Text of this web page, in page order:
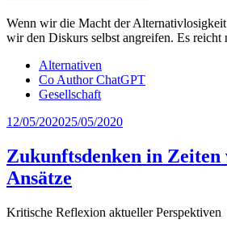
Wenn wir die Macht der
wir den Diskurs selbst angreifen. Es reicht
Alternativen
Co Author ChatGPT
Gesellschaft
12/05/202025/05/2020
Zukunftsdenken in Zeiten
Ansätze
Kritische Reflexion aktueller Perspektiven